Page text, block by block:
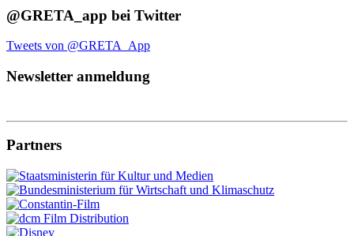
@GRETA_app bei Twitter
Tweets von @GRETA_App
Newsletter anmeldung
Partners